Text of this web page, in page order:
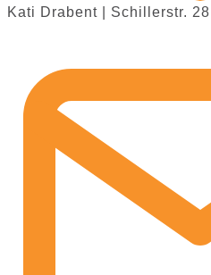
Kati Drabent | Schillerstr.